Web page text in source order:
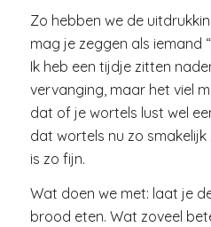
Zo hebben we de
mag je zeggen als iemand
Ik heb een tijdje zitten
vervanging, maar het viel
dat of je wortels lust wel
dat wortels nu zo
is zo fijn.
Wat doen we met: laat je
brood eten. Wat zoveel